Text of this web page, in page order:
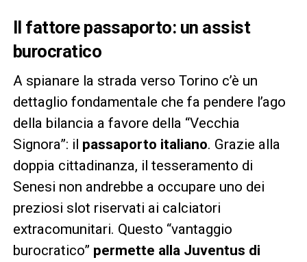
Il fattore passaporto: un assist
burocratico
A spianare la strada verso Torino c’è un
dettaglio fondamentale che fa pendere l’ago
della bilancia a favore della “Vecchia
Signora”: il passaporto italiano. Grazie alla
doppia cittadinanza, il tesseramento di
Senesi non andrebbe a occupare uno dei
preziosi slot riservati ai calciatori
extracomunitari. Questo “vantaggio
burocratico” permette alla Juventus di